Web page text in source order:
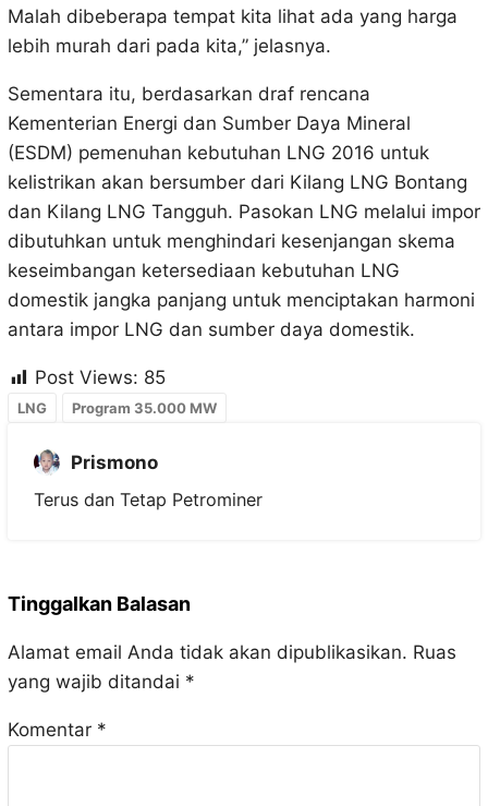
Malah dibeberapa tempat kita lihat ada yang harga
lebih murah dari pada kita,” jelasnya.
Sementara itu, berdasarkan draf rencana
Kementerian Energi dan Sumber Daya Mineral
(ESDM) pemenuhan kebutuhan LNG 2016 untuk
kelistrikan akan bersumber dari Kilang LNG Bontang
dan Kilang LNG Tangguh. Pasokan LNG melalui impor
dibutuhkan untuk menghindari kesenjangan skema
keseimbangan ketersediaan kebutuhan LNG
domestik jangka panjang untuk menciptakan harmoni
antara impor LNG dan sumber daya domestik.
Post Views: 85
LNG Program 35.000 MW
Prismono
Terus dan Tetap Petrominer
Tinggalkan Balasan
Alamat email Anda tidak akan dipublikasikan. Ruas
yang wajib ditandai *
Komentar *